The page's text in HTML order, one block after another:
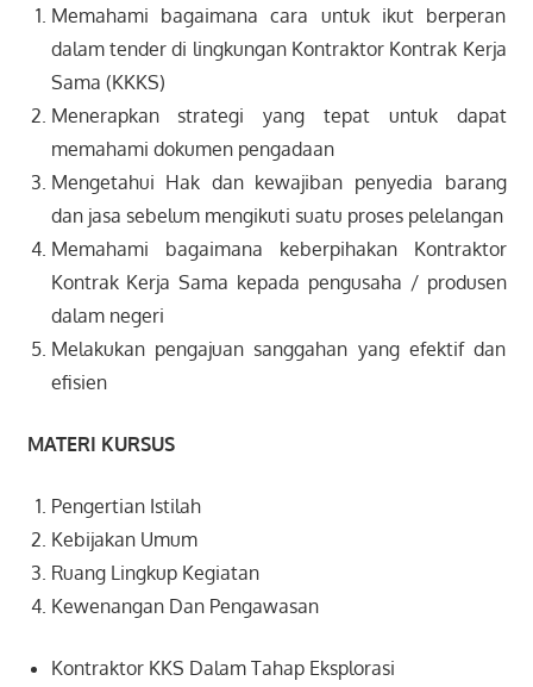
Memahami bagaimana cara untuk ikut berperan
dalam tender di lingkungan Kontraktor Kontrak Kerja
Sama (KKKS)
Menerapkan strategi yang tepat untuk dapat
memahami dokumen pengadaan
Mengetahui Hak dan kewajiban penyedia barang
dan jasa sebelum mengikuti suatu proses pelelangan
Memahami bagaimana keberpihakan Kontraktor
Kontrak Kerja Sama kepada pengusaha / produsen
dalam negeri
Melakukan pengajuan sanggahan yang efektif dan
efisien
MATERI KURSUS
Pengertian Istilah
Kebijakan Umum
Ruang Lingkup Kegiatan
Kewenangan Dan Pengawasan
Kontraktor KKS Dalam Tahap Eksplorasi